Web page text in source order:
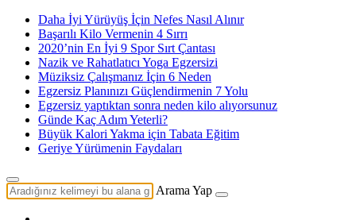
Daha İyi Yürüyüş İçin Nefes Nasıl Alınır
Başarılı Kilo Vermenin 4 Sırrı
2020’nin En İyi 9 Spor Sırt Çantası
Nazik ve Rahatlatıcı Yoga Egzersizi
Müziksiz Çalışmanız İçin 6 Neden
Egzersiz Planınızı Güçlendirmenin 7 Yolu
Egzersiz yaptıktan sonra neden kilo alıyorsunuz
Günde Kaç Adım Yeterli?
Büyük Kalori Yakma için Tabata Eğitim
Geriye Yürümenin Faydaları
Arama Yap